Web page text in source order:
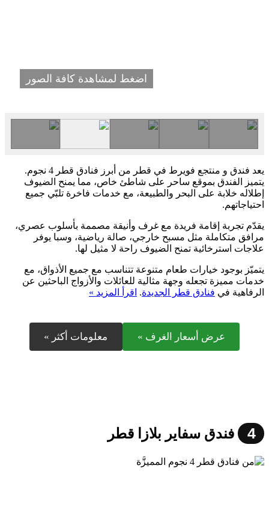
اضغط لمشاهدة كافة الصور
يعد فندق و منتجع فويرط في قطر من أبرز فنادق قطر 4 نجوم.
يتميز الفندق بموقع ساحر على شاطئ خاص، مما يمنح الضيوف
إطلاله خلابة على البحر والطبيعة، مع خدمات فاخرة تلبّي جميع
احتياجاتهم.
يقدّم تجربة إقامة فريدة مع غرف وأنيقة مصممة بأسلوب عصري،
مرافق متكاملة مثل مسبح خارجي، صالة رياضية، وسبا يوفر
علاجات استرخائية تمنح الضيوف راحة لا مثيل لها.
يتميّز بوجود خيارات طعام متنوعة تتناسب مع جميع الأذواق، مع
خدمات مميزة تجعله وجهة مثالية للعائلات والأزواج الباحثين عن
الرفاهية في فنادق قطر الجديدة. اقرأ المزيد »
عرض أسعار الغرف » معلومات أكثر »
4 فندق سفاير بلازا قطر